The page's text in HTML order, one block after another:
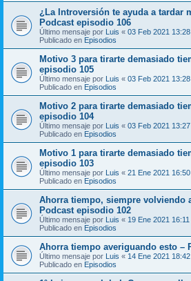
¿La Introversión te ayuda a tardar
Podcast episodio 106
Último mensaje por Luis « 03 Feb 2021 13:28
Publicado en Episodios
Motivo 3 para tirarte demasiado
episodio 105
Último mensaje por Luis « 03 Feb 2021 13:28
Publicado en Episodios
Motivo 2 para tirarte demasiado
episodio 104
Último mensaje por Luis « 03 Feb 2021 13:27
Publicado en Episodios
Motivo 1 para tirarte demasiado
episodio 103
Último mensaje por Luis « 21 Ene 2021 16:50
Publicado en Episodios
Ahorra tiempo, siempre volviendo
Podcast episodio 102
Último mensaje por Luis « 19 Ene 2021 16:11
Publicado en Episodios
Ahorra tiempo averiguando esto –
Último mensaje por Luis « 14 Ene 2021 18:42
Publicado en Episodios